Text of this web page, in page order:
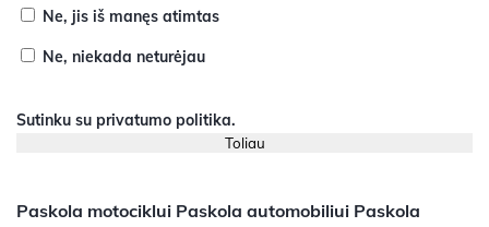
Ne, jis iš manęs atimtas
Ne, niekada neturėjau
Sutinku su privatumo politika.
Paskola motociklui Paskola automobiliui Paskola